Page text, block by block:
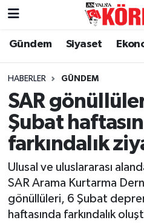
Gündem Siyaset
HABERLER GÜNDEM
SAR
Şubat
farkındalık
Ulusal ve uluslararası
SAR Arama Kurtarma
gönüllüleri, 6 Şubat
haftasında farkındalık
Gündem
Siyaset
Yerel Yönetim
Ekonomi
Spor
Yaşam
Nöbetçi Eczaneler
Hava Durumu
Trafik Durumu
Süper Lig Puan
Tüm Manşetler
Son Dakika Haberleri